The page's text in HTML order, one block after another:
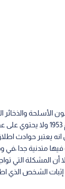
الأسلحة والذخائر
القانون قديم يعود الى عام
يعتبر حوادث
متدنية جدا ،في
أن المشكلة التي
الشخص الذي اطلق